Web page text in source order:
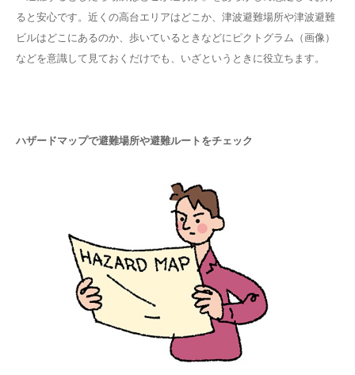
ると安心です。近くの高台エリアはどこか、津波避難場所や津波避難
ビルはどこにあるのか、歩いているときなどにピクトグラム（画像）
などを意識して見ておくだけでも、いざというときに役立ちます。
ハザードマップで避難場所や避難ルートをチェック